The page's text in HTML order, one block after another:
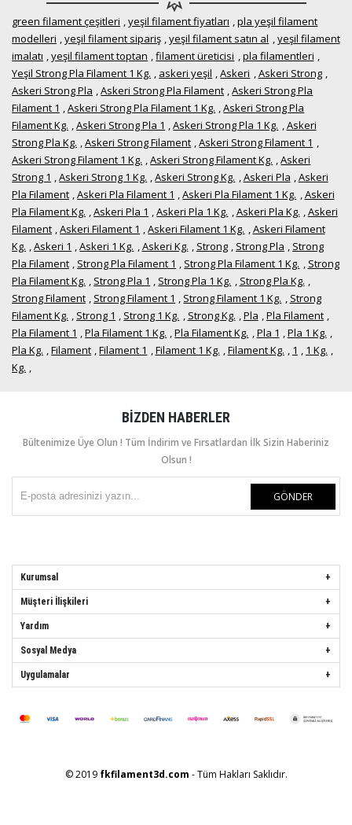
green filament çeşitleri ,yeşil filament fiyatları ,pla yeşil filament
modelleri ,yeşil filament sipariş ,yeşil filament satın al ,yeşil filament
imalatı ,yeşil filament toptan ,filament üreticisi ,pla filamentleri ,
Yeşil Strong Pla Filament 1 Kg. , askeri yeşil ,Askeri ,Askeri Strong ,
Askeri Strong Pla ,Askeri Strong Pla Filament ,Askeri Strong Pla
Filament 1 ,Askeri Strong Pla Filament 1 Kg. ,Askeri Strong Pla
Filament Kg. ,Askeri Strong Pla 1 ,Askeri Strong Pla 1 Kg. ,Askeri
Strong Pla Kg. ,Askeri Strong Filament ,Askeri Strong Filament 1 ,
Askeri Strong Filament 1 Kg. ,Askeri Strong Filament Kg. ,Askeri
Strong 1 ,Askeri Strong 1 Kg. ,Askeri Strong Kg. ,Askeri Pla ,Askeri
Pla Filament ,Askeri Pla Filament 1 ,Askeri Pla Filament 1 Kg. ,Askeri
Pla Filament Kg. ,Askeri Pla 1 ,Askeri Pla 1 Kg. ,Askeri Pla Kg. ,Askeri
Filament ,Askeri Filament 1 ,Askeri Filament 1 Kg. ,Askeri Filament
Kg. ,Askeri 1 ,Askeri 1 Kg. ,Askeri Kg. , Strong , Strong Pla , Strong
Pla Filament , Strong Pla Filament 1 , Strong Pla Filament 1 Kg. , Strong
Pla Filament Kg. , Strong Pla 1 , Strong Pla 1 Kg. , Strong Pla Kg. ,
Strong Filament , Strong Filament 1 , Strong Filament 1 Kg. , Strong
Filament Kg. , Strong 1 , Strong 1 Kg. , Strong Kg. ,Pla ,Pla Filament ,
Pla Filament 1 ,Pla Filament 1 Kg. ,Pla Filament Kg. ,Pla 1 ,Pla 1 Kg. ,
Pla Kg. ,Filament ,Filament 1 ,Filament 1 Kg. ,Filament Kg. , 1 , 1 Kg. ,
Kg. ,
BIZDEN HABERLER
Bültenimize Üye Olun ! Tüm İndirim ve Fırsatlardan İlk Sizin Haberiniz
Olsun !
GÖNDER
Kurumsal
Müşteri İlişkileri
Yardım
Sosyal Medya
Uygulamalar
© 2019 fkfilament3d.com - Tüm Hakları Saklıdır.